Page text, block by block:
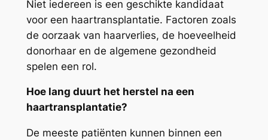
Niet iedereen is een geschikte kandidaat
voor een haartransplantatie. Factoren zoals
de oorzaak van haarverlies, de hoeveelheid
donorhaar en de algemene gezondheid
spelen een rol.
Hoe lang duurt het herstel na een
haartransplantatie?
De meeste patiënten kunnen binnen een